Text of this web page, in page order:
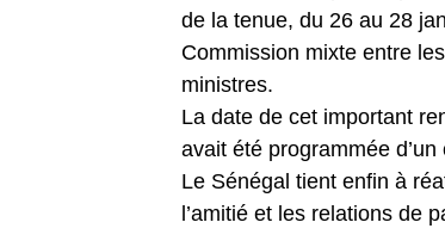
de la tenue, du 26 au 28
Commission mixte entre
ministres.
La date de cet important
avait été programmée
Le Sénégal tient enfin à
l’amitié et les relations de